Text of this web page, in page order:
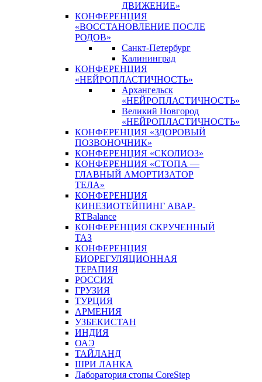
ДВИЖЕНИЕ»
КОНФЕРЕНЦИЯ
«ВОССТАНОВЛЕНИЕ ПОСЛЕ
РОДОВ»
Санкт-Петербург
Калининград
КОНФЕРЕНЦИЯ
«НЕЙРОПЛАСТИЧНОСТЬ»
Архангельск
«НЕЙРОПЛАСТИЧНОСТЬ»
Великий Новгород
«НЕЙРОПЛАСТИЧНОСТЬ»
КОНФЕРЕНЦИЯ «ЗДОРОВЫЙ
ПОЗВОНОЧНИК»
КОНФЕРЕНЦИЯ «СКОЛИОЗ»
КОНФЕРЕНЦИЯ «СТОПА —
ГЛАВНЫЙ АМОРТИЗАТОР
ТЕЛА»
КОНФЕРЕНЦИЯ
КИНЕЗИОТЕЙПИНГ АВАР-
RTBalance
КОНФЕРЕНЦИЯ СКРУЧЕННЫЙ
ТАЗ
КОНФЕРЕНЦИЯ
БИОРЕГУЛЯЦИОННАЯ
ТЕРАПИЯ
РОССИЯ
ГРУЗИЯ
ТУРЦИЯ
АРМЕНИЯ
УЗБЕКИСТАН
ИНДИЯ
ОАЭ
ТАЙЛАНД
ШРИ ЛАНКА
Лаборатория стопы CoreStep